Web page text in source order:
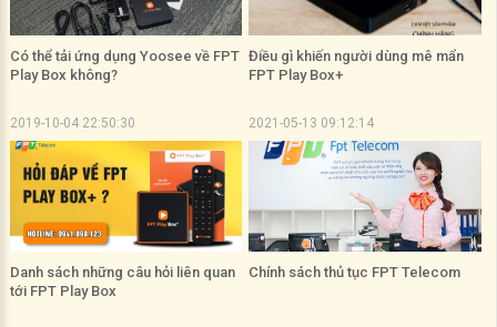
Có thể tải ứng dụng Yoosee về FPT
Play Box không?
2019-10-04 22:50:30
Điều gì khiến người dùng mê mẩn
FPT Play Box+
2021-05-13 09:12:14
Danh sách những câu hỏi liên quan
tới FPT Play Box
Chính sách thủ tục FPT Telecom